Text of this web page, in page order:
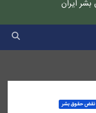
ایران
نقض حقوق بشر